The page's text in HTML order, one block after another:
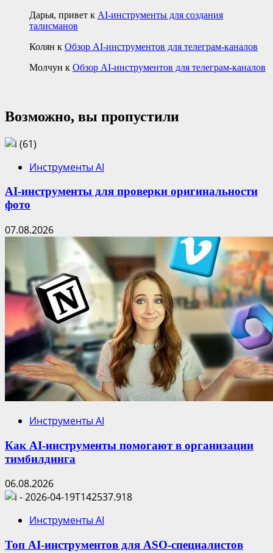
Дарья, привет к AI-инструменты для создания
талисманов
Колян к Обзор AI-инструментов для телеграм-каналов
Молчун к Обзор AI-инструментов для телеграм-каналов
Возможно, вы пропустили
Инструменты AI
AI-инструменты для проверки оригинальности
фото
07.08.2026
Инструменты AI
Как AI-инструменты помогают в организации
тимбилдинга
06.08.2026
Инструменты AI
Топ AI-инструментов для ASO-специалистов